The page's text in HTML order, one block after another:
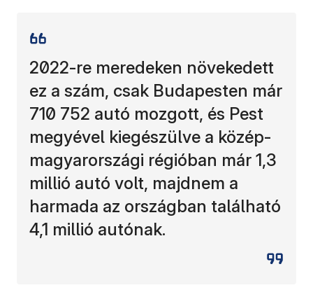
2022-re meredeken növekedett
ez a szám, csak Budapesten már
710 752 autó mozgott, és Pest
megyével kiegészülve a közép-
magyarországi régióban már 1,3
millió autó volt, majdnem a
harmada az országban található
4,1 millió autónak.